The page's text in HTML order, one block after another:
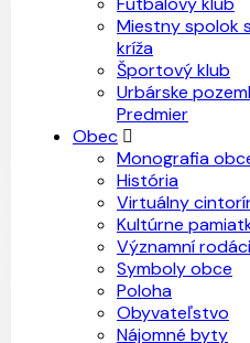
Miestny spolok
kríža
Športový klub
Urbárske
Predmier
Obec
Monografia
História
Virtuálny
Kultúrne
Významní rodáci
Symboly obce
Poloha
Obyvateľstvo
Nájomné byty